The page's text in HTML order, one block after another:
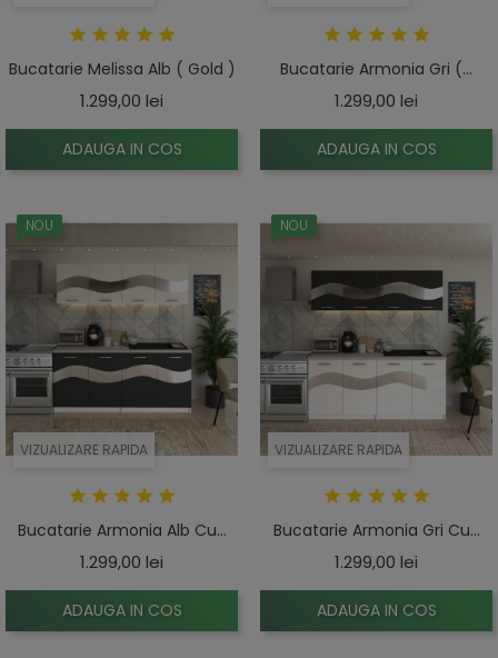
Bucatarie Melissa Alb ( Gold )
1.299,00 lei
ADAUGA IN COS
Bucatarie Armonia Gri (...
1.299,00 lei
ADAUGA IN COS
VIZUALIZARE RAPIDA
NOU
Bucatarie Armonia Alb Cu...
1.299,00 lei
ADAUGA IN COS
VIZUALIZARE RAPIDA
NOU
Bucatarie Armonia Gri Cu...
1.299,00 lei
ADAUGA IN COS